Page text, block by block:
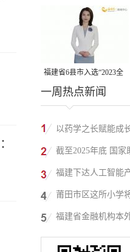
吨丙烷脱氢项目建成中交
福建省6县市入选“2023全
国县域发展潜力百强县”
一周热点新闻
以药学之长赋能成
开展校园科普实践
截至2025年底 国家
福建下达人工智能
生产力
莆田市区这所小学
福建省金融机构本
增长